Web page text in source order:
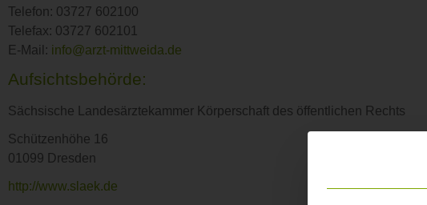
Telefon: 03727 602100
Telefax: 03727 602101
E-Mail: info@arzt-mittweida.de
Aufsichtsbehörde:
Sächsische Landesärztekammer Körperschaft des öffentlichen Rechts
Schützenhöhe 16
01099 Dresden
http://www.slaek.de